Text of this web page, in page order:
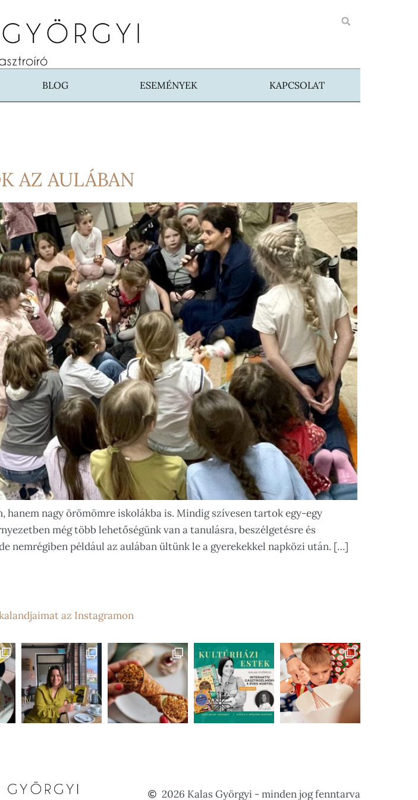
BLOG ESEMÉNYEK KAPCSOLAT
AZ AULÁBAN
hanem nagy örömömre iskolákba is. Mindig szívesen tartok egy-egy
még több lehetőségünk van a tanulásra, beszélgetésre és
nemrégiben például az aulában ültünk le a gyerekekkel napközi után. […]
az Instagramon
2026 Kalas Györgyi - minden jog fenntarva